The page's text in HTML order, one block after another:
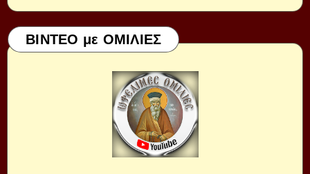
ΒΙΝΤΕΟ με ΟΜΙΛΙΕΣ